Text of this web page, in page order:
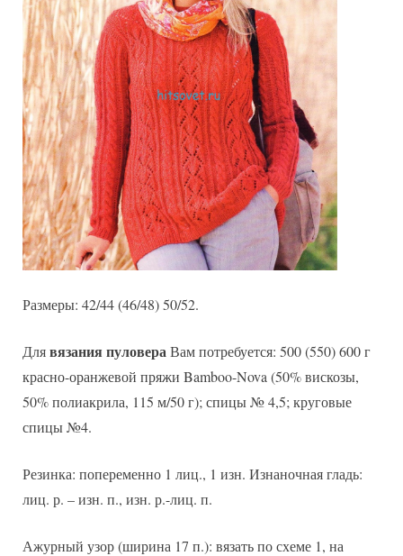
Размеры: 42/44 (46/48) 50/52.
Длявязания пуловераВам потребуется: 500 (550) 600 г
красно-оранжевой пряжи Bamboo-Nova (50% вискозы,
50% полиакрила, 115 м/50 г); спицы № 4,5; круговые
спицы №4.
Резинка: попеременно 1 лиц., 1 изн. Изнаночная гладь:
лиц. р. – изн. п., изн. р.-лиц. п.
Ажурный узор (ширина 17 п.): вязать по схеме 1, на